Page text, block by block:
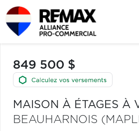
849 500 $
MAISON À ÉTAGES À
BEAUHARNOIS